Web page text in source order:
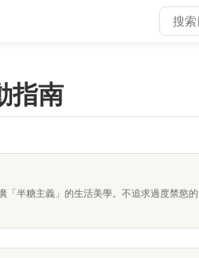
指南
半糖主義」的生活美學。不追求過度禁慾